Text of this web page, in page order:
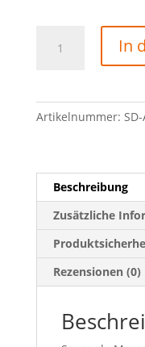
In
Artikelnummer:
Beschreibung
Zusätzliche
Rezensionen (0)